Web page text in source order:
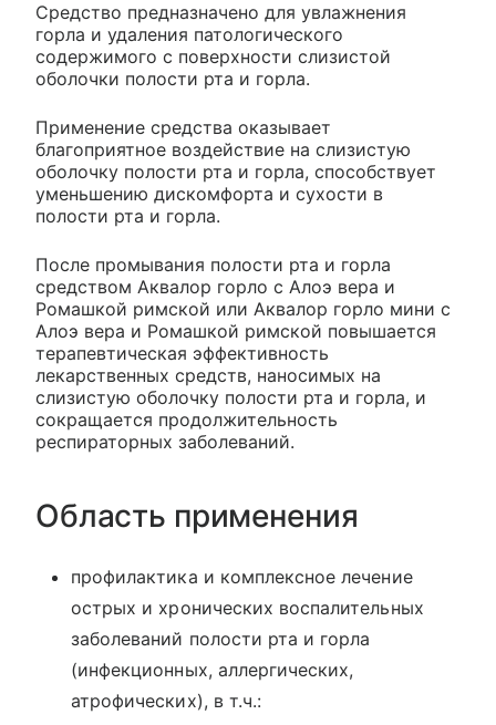
Средство предназначено для увлажнения
горла и удаления патологического
содержимого с поверхности слизистой
оболочки полости рта и горла.
Применение средства оказывает
благоприятное воздействие на слизистую
оболочку полости рта и горла, способствует
уменьшению дискомфорта и сухости в
полости рта и горла.
После промывания полости рта и горла
средством Аквалор горло с Алоэ вера и
Ромашкой римской или Аквалор горло мини с
Алоэ вера и Ромашкой римской повышается
терапевтическая эффективность
лекарственных средств, наносимых на
слизистую оболочку полости рта и горла, и
сокращается продолжительность
респираторных заболеваний.
Область применения
профилактика и комплексное лечение
острых и хронических воспалительных
заболеваний полости рта и горла
(инфекционных, аллергических,
атрофических), в т.ч.: